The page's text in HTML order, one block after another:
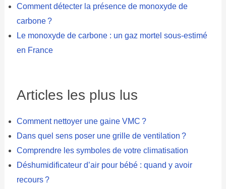
Comment détecter la présence de monoxyde de
carbone ?
Le monoxyde de carbone : un gaz mortel sous-estimé
en France
Articles les plus lus
Comment nettoyer une gaine VMC ?
Dans quel sens poser une grille de ventilation ?
Comprendre les symboles de votre climatisation
Déshumidificateur d’air pour bébé : quand y avoir
recours ?